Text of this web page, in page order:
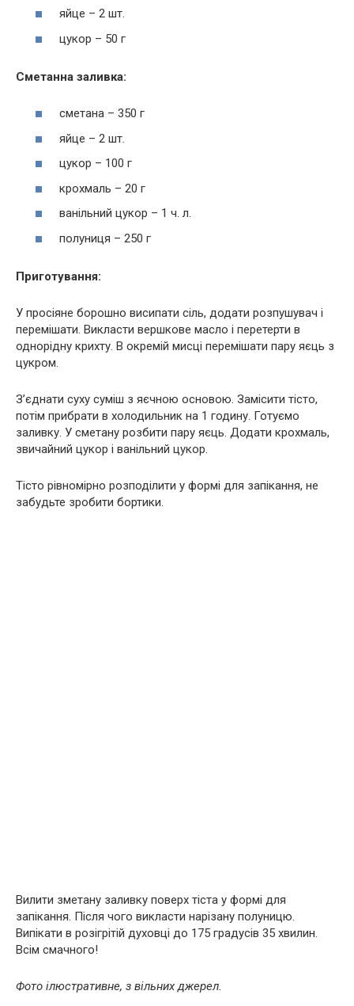
яйце – 2 шт.
цукор – 50 г
Сметанна заливка:
сметана – 350 г
яйце – 2 шт.
цукор – 100 г
крохмаль – 20 г
ванільний цукор – 1 ч. л.
полуниця – 250 г
Приготування:
У просіяне борошно висипати сіль, додати розпушувач і
перемішати. Викласти вершкове масло і перетерти в
однорідну крихту. В окремій мисці перемішати пару яєць з
цукром.
З’єднати суху суміш з яєчною основою. Замісити тісто,
потім прибрати в холодильник на 1 годину. Готуємо
заливку. У сметану розбити пару яєць. Додати крохмаль,
звичайний цукор і ванільний цукор.
Тісто рівномірно розподілити у формі для запікання, не
забудьте зробити бортики.
Вилити зметану заливку поверх тіста у формі для
запікання. Після чого викласти нарізану полуницю.
Випікати в розігрітій духовці до 175 градусів 35 хвилин.
Всім смачного!
Фото ілюстративне, з вільних джерел.